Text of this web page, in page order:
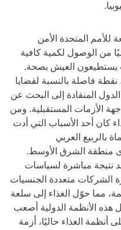
للأمم المتحدة الأمن
من الوصول لكمية كافية
يستطيعون العيش بصحة.
أزمة الغذاء العالمية في 2008، نقطة فاصلة بالنسبة لقضايا
الدول المنقادة إلى البحث عن
الأزمات المستقبلية. ومن
كان أحد الأسباب التي أدت
بالربيع العربي
منطقة الشرق الأوسط.
نتيجة مباشرة لسياسات
الشركات متعددة الجنسيات
مما حوّل الغذاء إلى سلعة
هذه الأنظمة الدولية أصعب
الغذاء حاليًا، أزمة